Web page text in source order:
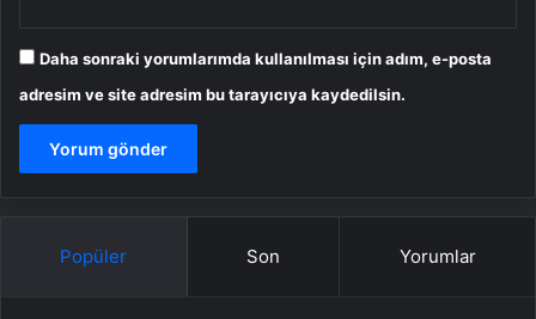
Daha sonraki yorumlarımda kullanılması için adım, e-posta
adresim ve site adresim bu tarayıcıya kaydedilsin.
Popüler Son Yorumlar